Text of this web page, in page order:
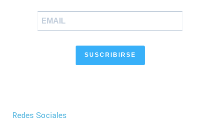
SUSCRIBIRSE
Redes Sociales